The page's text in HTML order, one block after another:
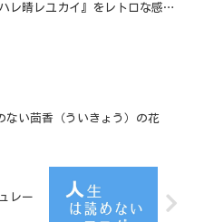
レ晴レユカイ』をレトロな感じ
ない茴香（ういきょう）の花
レー